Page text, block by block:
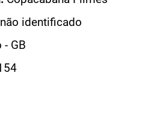
identificado
- GB